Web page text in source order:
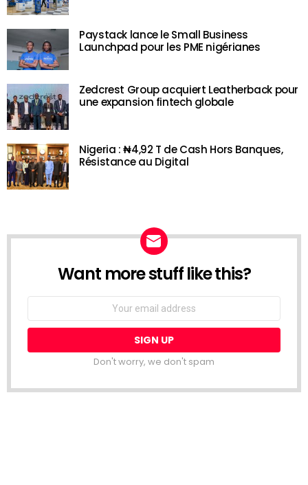
Paystack lance le Small Business
Launchpad pour les PME nigérianes
Zedcrest Group acquiert Leatherback pour
une expansion fintech globale
Nigeria : ₦4,92 T de Cash Hors Banques,
Résistance au Digital
NEWSLETTER
Want more stuff like this?
Email
Don't worry, we don't spam